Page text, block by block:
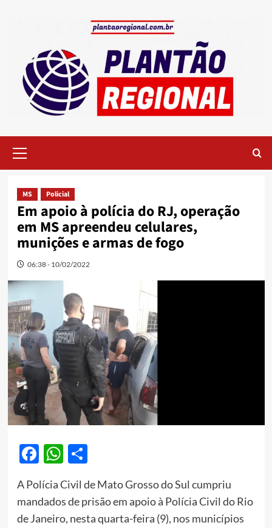
Menu
MS Policial
Em apoio à polícia do RJ, operação
em MS apreendeu celulares,
munições e armas de fogo
06:38 - 10/02/2022
Facebook
WhatsApp
Share
A Polícia Civil de Mato Grosso do Sul cumpriu
mandados de prisão em apoio à Polícia Civil do Rio
de Janeiro, nesta quarta-feira (9), nos municípios